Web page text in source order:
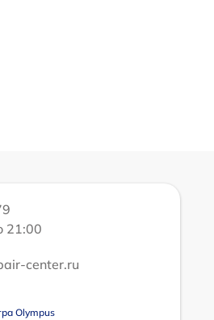
21:00
center.ru
Olympus